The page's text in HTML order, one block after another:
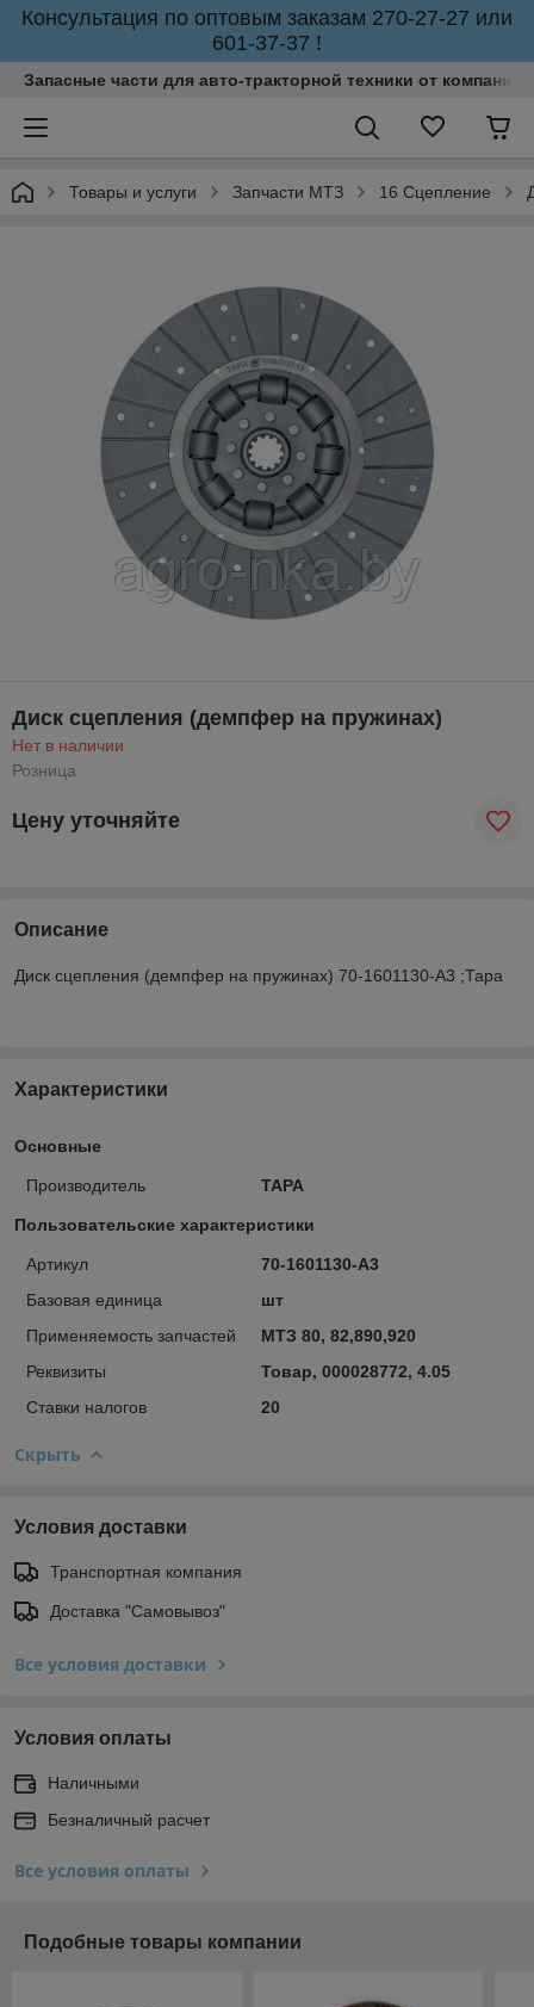
Консультация по оптовым заказам 270-27-27 или
601-37-37 !
Запасные части для авто-тракторной техники от
Товары и услуги Запчасти МТЗ 16 Сцепление
Диск сцепления (демпфер на пружинах)
Нет в наличии
Розница
Цену уточняйте
Описание
Диск сцепления (демпфер на пружинах) 70-1601130-А3 ;Тара
Характеристики
Основные
Производитель ТАРА
Пользовательские характеристики
Артикул
70-1601130-А3
Базовая единица
шт
Применяемость запчастей
МТЗ 80, 82,890,920
Реквизиты
Товар, 000028772, 4.05
Ставки налогов
20
Скрыть
Условия доставки
Транспортная компания
Доставка "Самовывоз"
Все условия доставки
Условия оплаты
Наличными
Безналичный расчет
Все условия оплаты
Подобные товары компании